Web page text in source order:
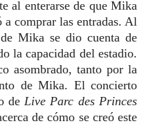
al enterarse de que Mika
comprar las entradas. Al
Mika se dio cuenta de
la capacidad del estadio.
asombrado, tanto por la
de Mika. El concierto
de Live Parc des Princes
de cómo se creó este